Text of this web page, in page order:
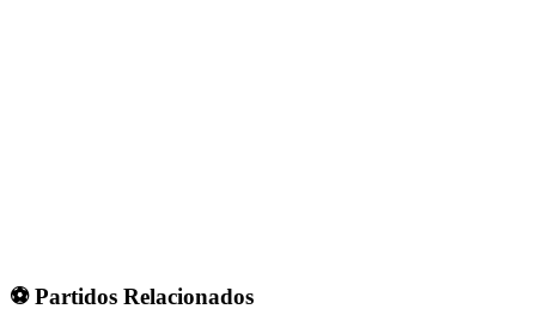
⚽ Partidos Relacionados